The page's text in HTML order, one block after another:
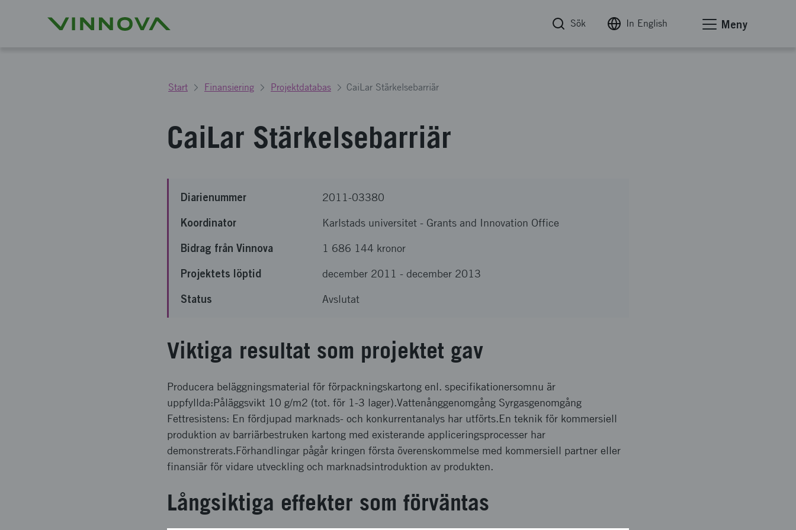
Sök In English Meny
Start Finansiering Projektdatabas CaiLar Stärkelsebarriär
CaiLar Stärkelsebarriär
Diarienummer 2011-03380
Koordinator Karlstads universitet - Grants and Innovation Office
Bidrag från Vinnova 1 686 144 kronor
Projektets löptid december 2011 - december 2013
Status Avslutat
Viktiga resultat som projektet gav
Producera beläggningsmaterial för förpackningskartong enl. specifikationersomnu är
uppfyllda:Påläggsvikt 10 g/m2 (tot. för 1-3 lager).Vattenånggenomgång Syrgasgenomgång
Fettresistens: En fördjupad marknads- och konkurrentanalys har utförts.En teknik för kommersiell
produktion av barriärbestruken kartong med existerande appliceringsprocesser har
demonstrerats.Förhandlingar pågår kringen första överenskommelse med kommersiell partner eller
finansiär för vidare utveckling och marknadsintroduktion av produkten.
Långsiktiga effekter som förväntas